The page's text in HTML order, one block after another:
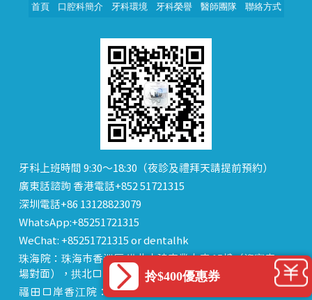
首頁 口腔科簡介 牙科環境 牙科榮譽 醫師團隊 聯絡方式
牙科上班時間 9:30～18:30（夜診及禮拜天請提前預約）
廣東話諮詢 香港電話+852 51721315
深圳電話+86 13128823079
WhatsApp:+85251721315
WeChat: +85251721315 or dentalhk
珠海院：珠海市香洲區 拱北中建商業大廈 15樓（迎賓廣
場對面），拱北口岸步行8分鐘直達
福田口岸香江院：福田區福田口岸正對面，海悅華城
拎$400優惠券